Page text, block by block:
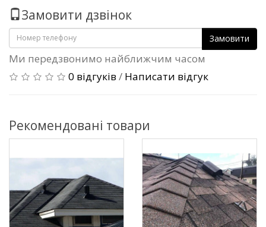
Замовити дзвінок
Замовити
Ми передзвонимо найближчим часом
0 відгуків / Написати відгук
Рекомендовані товари